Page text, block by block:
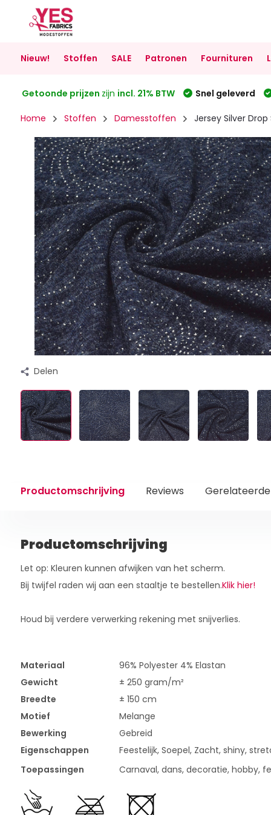
Nieuw! Stoffen SALE Patronen Fournituren
Getoonde prijzen zijn incl. 21% BTW Snel geleverd
Home Stoffen Damesstoffen Jersey Silver
Delen
Productomschrijving Reviews
Productomschrijving
Let op: Kleuren kunnen afwijken van het scherm.
Bij twijfel raden wij aan een staaltje te bestellen.Klik hier!
Houd bij verdere verwerking rekening met snijverlies.
Materiaal
96% Polyester 4% Elastan
Gewicht
± 250 gram/m²
Breedte
± 150 cm
Motief
Melange
Bewerking
Gebreid
Eigenschappen
Feestelijk, Soepel, Zacht, shiny,
Toepassingen
Carnaval, dans, decoratie, hobby,